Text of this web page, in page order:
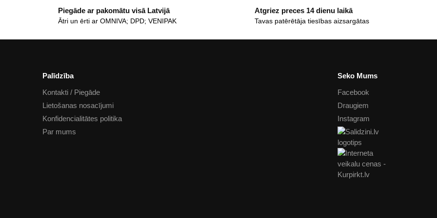
Piegāde ar pakomātu visā Latvijā
Ātri un ērti ar OMNIVA; DPD; VENIPAK
Atgriez preces 14 dienu laikā
Tavas patērētāja tiesības aizsargātas
Palīdzība
Kontakti / Piegāde
Lietošanas nosacījumi
Konfidencialitātes politika
Par mums
Seko Mums
Facebook
Draugiem
Instagram